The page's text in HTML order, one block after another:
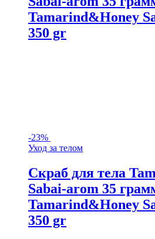
Tamarind&Honey
350 gr
-23%
Уход за телом
Скраб для тела
Sabai-arom 35
Tamarind&Honey
350 gr